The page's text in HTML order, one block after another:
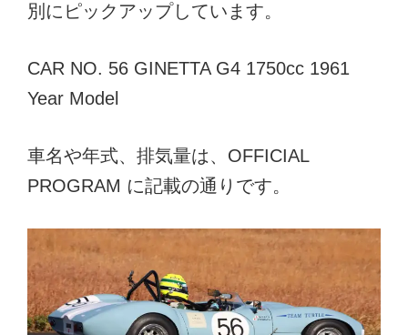
別にピックアップしています。
CAR NO. 56 GINETTA G4 1750cc 1961
Year Model
車名や年式、排気量は、OFFICIAL
PROGRAM に記載の通りです。